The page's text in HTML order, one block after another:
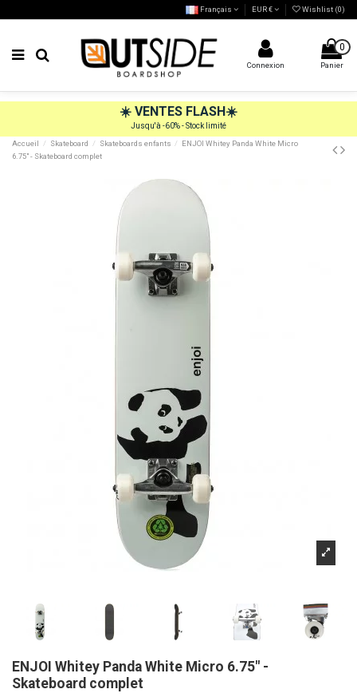
Français EUR € Wishlist (0)
Connexion
0
Panier
☀️ VENTES FLASH☀️
Jusqu'à -60% - Stock limité
Accueil
Skateboard Skateboards enfants
ENJOI Whitey Panda White Micro
6.75" - Skateboard complet
ENJOI Whitey Panda White Micro 6.75" -
Skateboard complet